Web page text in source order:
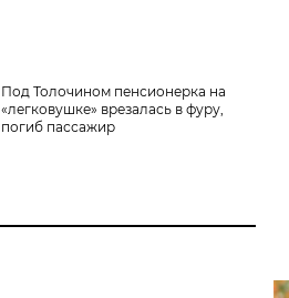
Под Толочином пенсионерка на
«легковушке» врезалась в фуру,
погиб пассажир